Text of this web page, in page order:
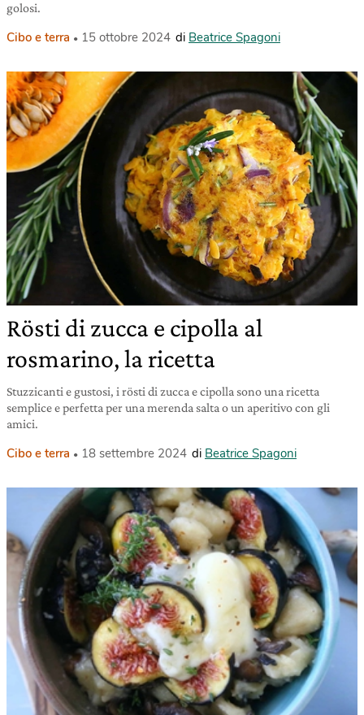
golosi.
Cibo e terra 15 ottobre 2024 di Beatrice Spagoni
Rösti di zucca e cipolla al
rosmarino, la ricetta
Stuzzicanti e gustosi, i rösti di zucca e cipolla sono una ricetta
semplice e perfetta per una merenda salta o un aperitivo con gli
amici.
Cibo e terra 18 settembre 2024 di Beatrice Spagoni